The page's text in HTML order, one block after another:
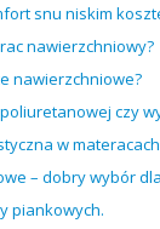
snu niskim
nawierzchniowy?
nawierzchniowe?
czy
w
– dobry wybór
piankowych.